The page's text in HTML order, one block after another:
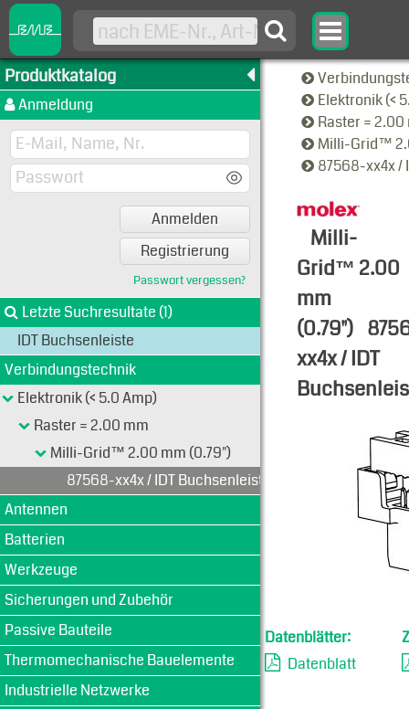
Produktkatalog
Anmeldung
Anmelden
Registrierung
Passwort vergessen?
Letzte Suchresultate (1)
IDT Buchsenleiste
Verbindungstechnik
Elektronik (< 5.0 Amp)
Raster = 2.00 mm
Milli-Grid™ 2.00 mm (0.79")
87568-xx4x / IDT Buchsenleiste
Antennen
Batterien
Werkzeuge
Sicherungen und Zubehör
Passive Bauteile
Thermomechanische Bauelemente
Industrielle Netzwerke
Elektronik (<
Raster =
Milli-Grid™
87568-xx4x /
Milli-
Grid™ 2.00
mm
(0.79")
xx4x / IDT
Typen-
Datenblätter:
Datenblatt